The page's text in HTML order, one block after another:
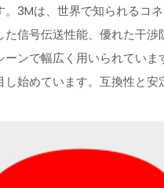
。3Mは、世界で知られるコ
た信号伝送性能、優れた干
ーンで幅広く用いられてい
し始めています。互換性と